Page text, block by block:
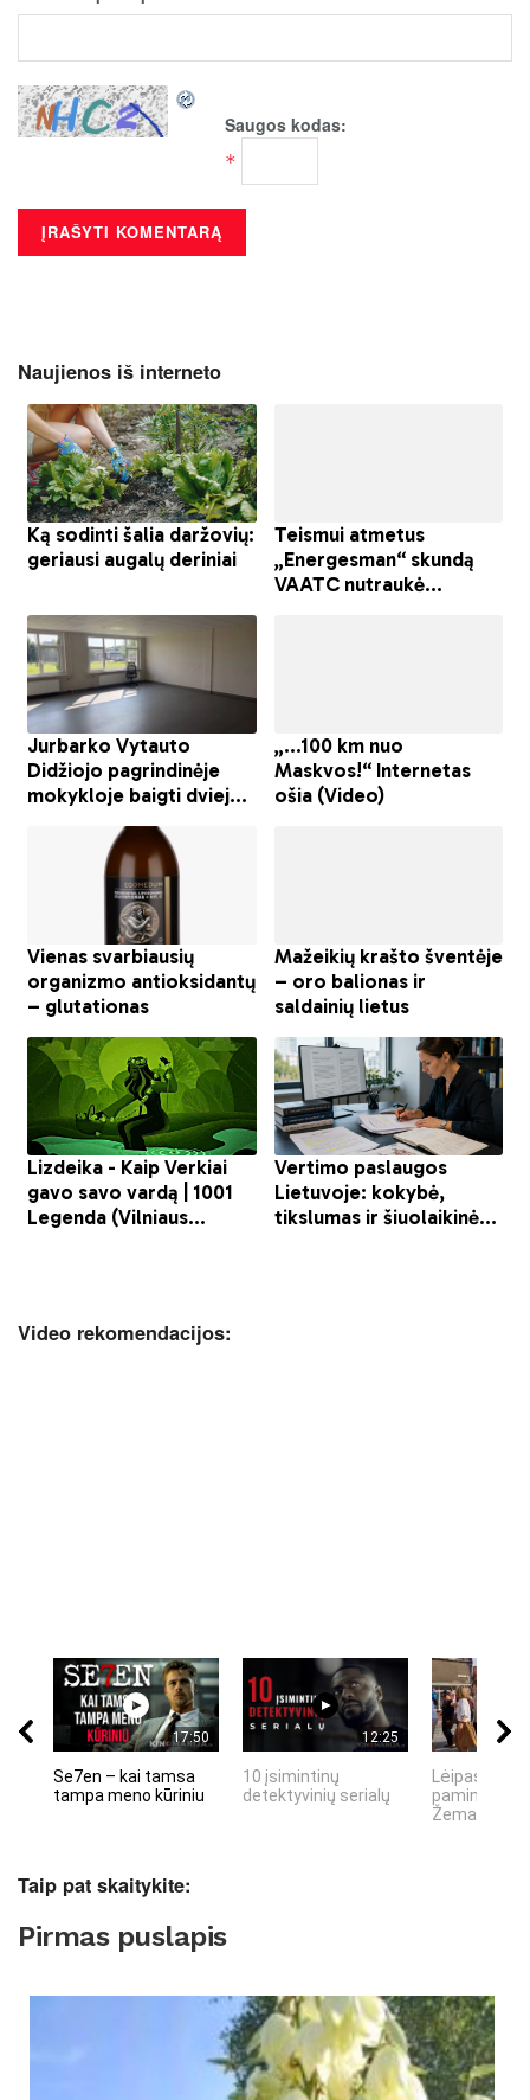
Saugos kodas:
*
Naujienos iš interneto
Video rekomendacijos:
17:50
Se7en – kai tamsa
tampa meno kūriniu
12:25
10 įsimintinų
detektyvinių serialų
Lėipas 13 d.
paminiejuom
Žemaitiu
Taip pat skaitykite:
Pirmas puslapis